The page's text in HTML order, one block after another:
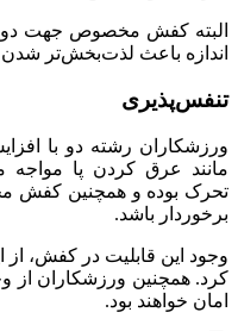
البته کفش مخصوص جهت
اندازه باعث لذت‌بخش‌تر
تنفس‌پذیری
ورزشکاران رشته دو با
مانند عرق کردن پا مواجه
تحرک بوده و همچنین کفش
برخوردار باشد.
وجود این قابلیت در کفش، از
کرد. همچنین ورزشکاران از
امان خواهند بود.